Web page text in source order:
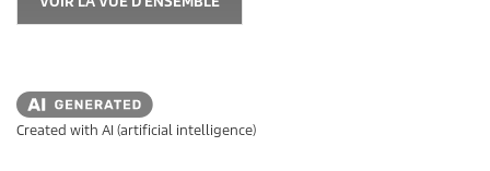
Created with AI (artificial intelligence)